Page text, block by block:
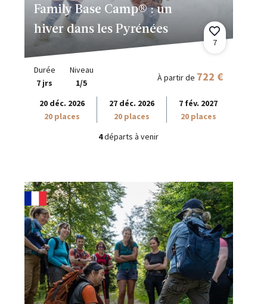
Family Base Camp® : un
hiver dans les Pyrénées
7
Durée
7 jrs
Niveau
1/5
À partir de 722 €
20 déc. 2026
20 places
27 déc. 2026
20 places
7 fév. 2027
20 places
4départs à venir